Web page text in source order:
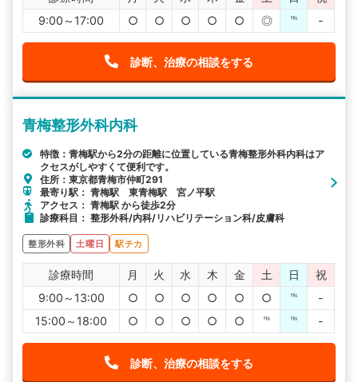
9:00～17:00
○ ○ ○ ○ ○ ◎ ℡ -
診断、治療の相談をする
青梅整形外科内科
特徴：青梅駅から2分の距離に位置している青梅整形外科内科はア
クセスがしやすくて便利です。
住所：東京都青梅市仲町291
最寄り駅： 青梅駅 東青梅駅 宮ノ平駅
アクセス： 青梅駅 から徒歩2分
診療科目： 整形外科/内科/リハビリテーション科/皮膚科
整形外科 土曜日 駅チカ
診療時間 月 火 水 木 金 土 日
祝
9:00～13:00
○ ○ ○ ○ ○ ○ ℡
-
15:00～18:00
○ ○ ○ ○ ○ ℡ ℡ -
診断、治療の相談をする